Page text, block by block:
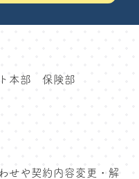
本部 保険部
せや契約内容変更・解